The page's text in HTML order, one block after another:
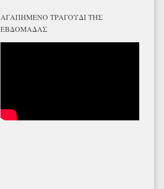
ΑΓΑΠΗΜΈΝΟ ΤΡΑΓΟΎΔΙ ΤΗΣ
ΕΒΔΟΜΆΔΑΣ